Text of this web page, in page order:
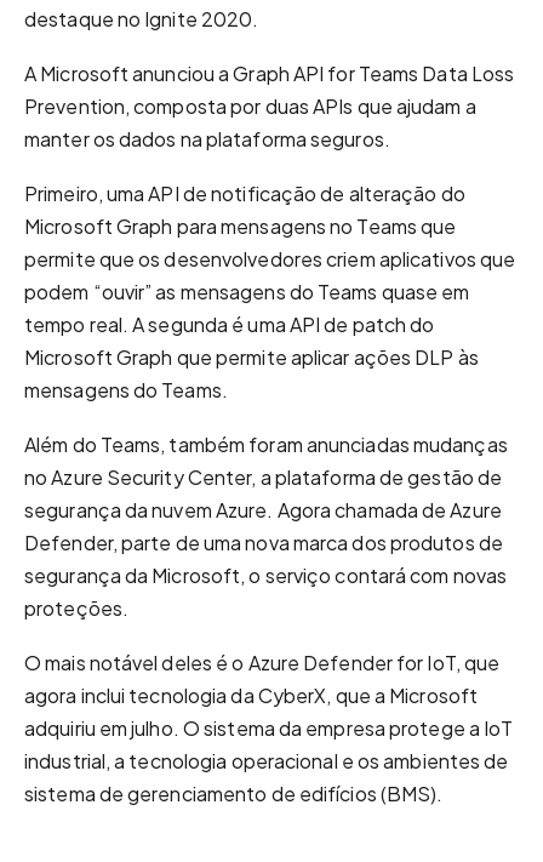
destaque no Ignite 2020.
A Microsoft anunciou a Graph API for Teams Data Loss
Prevention, composta por duas APIs que ajudam a
manter os dados na plataforma seguros.
Primeiro, uma API de notificação de alteração do
Microsoft Graph para mensagens no Teams que
permite que os desenvolvedores criem aplicativos que
podem “ouvir” as mensagens do Teams quase em
tempo real. A segunda é uma API de patch do
Microsoft Graph que permite aplicar ações DLP às
mensagens do Teams.
Além do Teams, também foram anunciadas mudanças
no Azure Security Center, a plataforma de gestão de
segurança da nuvem Azure. Agora chamada de Azure
Defender, parte de uma nova marca dos produtos de
segurança da Microsoft, o serviço contará com novas
proteções.
O mais notável deles é o Azure Defender for IoT, que
agora inclui tecnologia da CyberX, que a Microsoft
adquiriu em julho. O sistema da empresa protege a IoT
industrial, a tecnologia operacional e os ambientes de
sistema de gerenciamento de edifícios (BMS).